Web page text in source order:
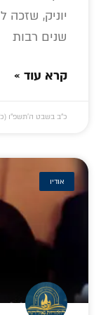
יוניק,
שנים רבות
קרא עוד »
כ״ב בשבט ה׳תשפ״ו (כ״ב
אודיו